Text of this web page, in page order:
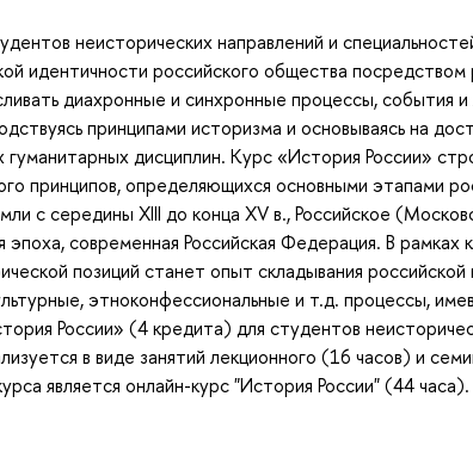
неисторических направлений и
идентичности российского общества посредством
диахронные и синхронные процессы, события и
принципами историзма и основываясь на
дисциплин. Курс «История России»
принципов, определяющихся основными этапами
с середины XIII до конца XV в., Российское
эпоха, современная Российская Федерация. В
позиций станет опыт складывания
этноконфессиональные и т.д. процессы,
России» (4 кредита) для студентов
в виде занятий лекционного (16 часов) и
является онлайн-курс "История России" (44 часа).